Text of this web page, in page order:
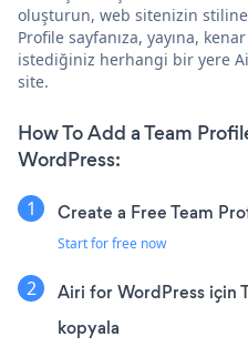
oluşturun, web sitenizin
Profile sayfanıza, yayına,
istediğiniz herhangi bir yere
site.
How To Add a Team
WordPress:
Create a Free Team
Start for free now
Airi for WordPress için
kopyala